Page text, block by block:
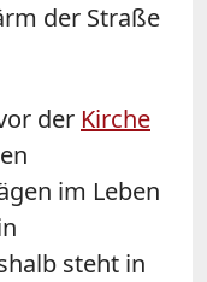
der Straße
der Kirche
im Leben
steht in